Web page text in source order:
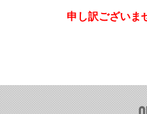
申し訳ございま